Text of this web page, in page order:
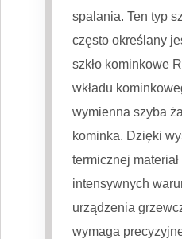
spalania. Ten typ
często określany
szkło kominkowe
wkładu
wymienna szyba
kominka. Dzięki
termicznej
intensywnych
urządzenia
wymaga